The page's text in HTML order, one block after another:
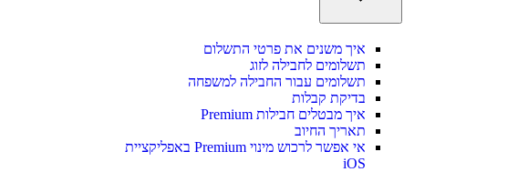
איך משנים את פרטי התשלום
תשלומים לחבילה לזוג
תשלומים עבור החבילה למשפחה
בדיקת קבלות
איך מבטלים חבילות Premium
תאריך החיוב
אי אפשר לרכוש מינוי Premium באפליקציית
iOS